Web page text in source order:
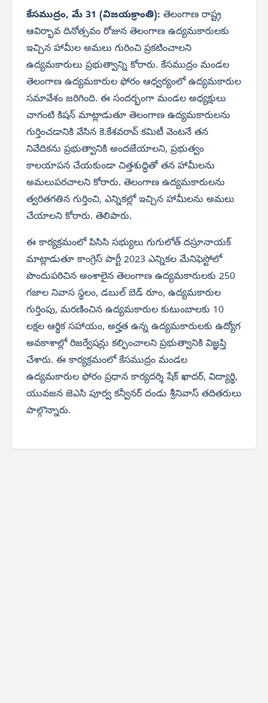
కేసముద్రం, మే 31 (విజయక్రాంతి): తెలంగాణ రాష్ట్ర
ఆవిర్భావ దినోత్సవం రోజున తెలంగాణ ఉద్యమకారులకు
ఇచ్చిన హామీల అమలు గురించి ప్రకటించాలని
ఉద్యమకారులు ప్రభుత్వాన్ని కోరారు. కేసముద్రం మండల
తెలంగాణ ఉద్యమకారుల ఫోరం ఆధ్వర్యంలో ఉద్యమకారుల
సమావేశం జరిగింది. ఈ సందర్భంగా మండల అధ్యక్షులు
చాగంటి కిషన్ మాట్లాడుతూ తెలంగాణ ఉద్యమకారులను
గుర్తించడానికి వేసిన కె.కేశవరావ్ కమిటీ వెంటనే తన
నివేదికను ప్రభుత్వానికి అందజేయాలని, ప్రభుత్వం
కాలయాపన చేయకుండా చిత్తశుద్ధితో తన హామీలను
అమలుపరచాలని కోరారు. తెలంగాణ ఉద్యమకారులను
త్వరితగతిన గుర్తించి, ఎన్నికల్లో ఇచ్చిన హామీలను అమలు
చేయాలని కోరారు. తెలిపారు.
ఈ కార్యక్రమంలో పిసిసి సభ్యులు గుగులోత్ దస్రూనాయక్
మాట్లాడుతూ కాంగ్రెస్ పార్టీ 2023 ఎన్నికల మేనిఫెస్టోలో
పొందుపరిచిన అంశాలైన తెలంగాణ ఉద్యమకారులకు 250
గజాల నివాస స్థలం, డబుల్ బెడ్ రూం, ఉద్యమకారుల
గుర్తింపు, మరణించిన ఉద్యమకారుల కుటుంబాలకు 10
లక్షల ఆర్థిక సహాయం, అర్హత ఉన్న ఉద్యమకారులకు ఉద్యోగ
అవకాశాల్లో రిజర్వేషన్లు కల్పించాలని ప్రభుత్వానికి విజ్ఞప్తి
చేశారు. ఈ కార్యక్రమంలో కేసముద్రం మండల
ఉద్యమకారుల ఫోరం ప్రధాన కార్యదర్శి షేక్ ఖాదర్, విద్యార్థి,
యువజన జెఎసి పూర్వ కన్వీనర్ దండు శ్రీనివాస్ తదితరులు
పాల్గొన్నారు.